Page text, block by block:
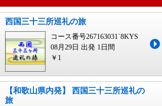
月
月 日
料金が安い順
料金が高い順
西国三十三所巡礼の旅
コース番号267163031`8KYS
08月29日 出発 1日間
￥1
【和歌山県内発】 西国三十三所巡礼の
旅